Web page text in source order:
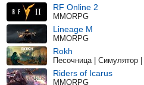
RF Online 2
MMORPG
Lineage M
MMORPG
Rokh
Песочница | Симулятор
Riders of Icarus
MMORPG